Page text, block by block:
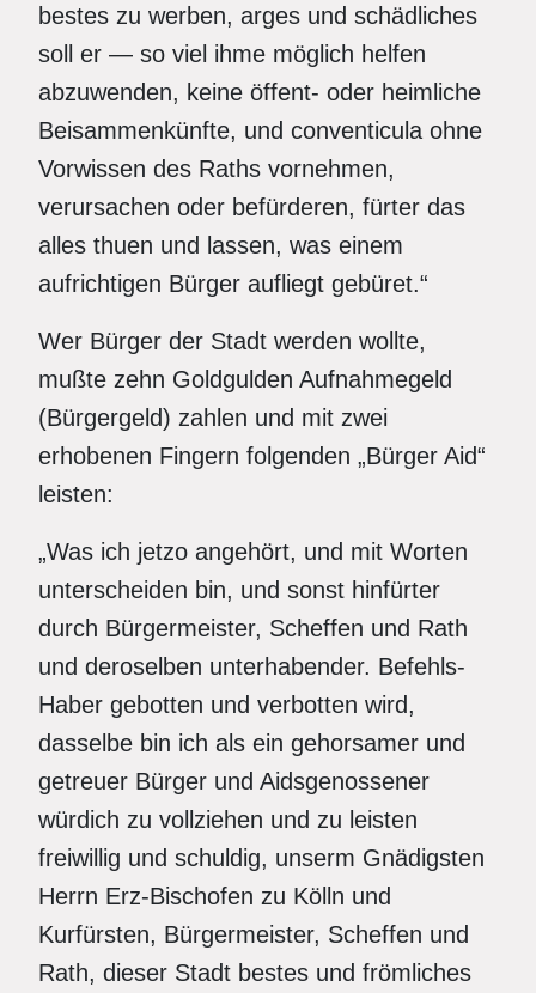
bestes zu werben, arges und schädliches
soll er — so viel ihme möglich helfen
abzuwenden, keine öffent- oder heimliche
Beisammenkünfte, und conventicula ohne
Vorwissen des Raths vornehmen,
verursachen oder befürderen, fürter das
alles thuen und lassen, was einem
aufrichtigen Bürger aufliegt gebüret.“
Wer Bürger der Stadt werden wollte,
mußte zehn Goldgulden Aufnahmegeld
(Bürgergeld) zahlen und mit zwei
erhobenen Fingern folgenden „Bürger Aid“
leisten:
„Was ich jetzo angehört, und mit Worten
unterscheiden bin, und sonst hinfürter
durch Bürgermeister, Scheffen und Rath
und deroselben unterhabender. Befehls-
Haber gebotten und verbotten wird,
dasselbe bin ich als ein gehorsamer und
getreuer Bürger und Aidsgenossener
würdich zu vollziehen und zu leisten
freiwillig und schuldig, unserm Gnädigsten
Herrn Erz-Bischofen zu Kölln und
Kurfürsten, Bürgermeister, Scheffen und
Rath, dieser Stadt bestes und frömliches